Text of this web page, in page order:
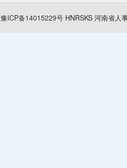
豫ICP备14015229号 HNRSKS 河南省人